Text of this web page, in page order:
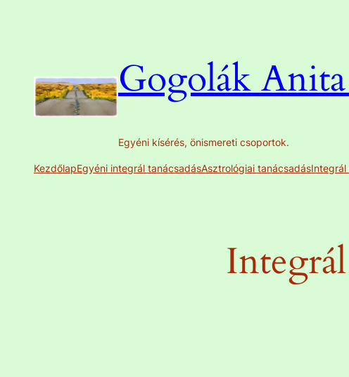
Gogolák
Egyéni kísérés, önismereti csoportok.
KezdőlapEgyéni integrál tanácsadásAsztrológiai tanácsadásIntegrál